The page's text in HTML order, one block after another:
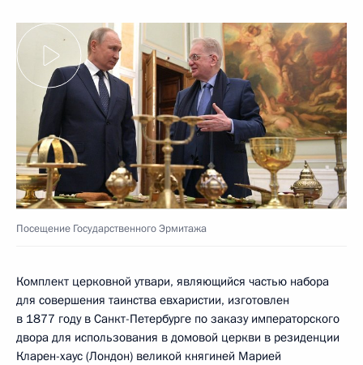
Посещение Государственного Эрмитажа
Комплект церковной утвари, являющийся частью набора
для совершения таинства евхаристии, изготовлен
в 1877 году в Санкт-Петербурге по заказу императорского
двора для использования в домовой церкви в резиденции
Кларен-хаус (Лондон) великой княгиней Марией